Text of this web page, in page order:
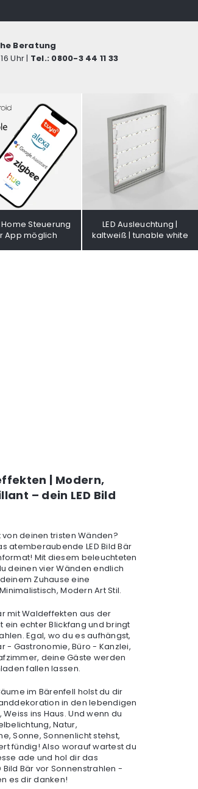
Beratung
Uhr | Tel.: 0800-3 44 11 33
Steuerung
App möglich
LED Ausleuchtung |
kaltweiß | tunable white
| Modern,
– dein LED Bild
deinen tristen Wänden?
atemberaubende LED Bild Bär
Mit diesem beleuchteten
deinen vier Wänden endlich
Zuhause eine
Modern Art Stil.
mit Waldeffekten aus der
ein echter Blickfang und bringt
Egal, wo du es aufhängst,
- Gastronomie, Büro - Kanzlei,
deine Gäste werden
fallen lassen.
im Bärenfell holst du dir
in den lebendigen
ins Haus. Und wenn du
Natur,
Sonne, Sonnenlicht stehst,
fündig! Also worauf wartest du
ade und hol dir das
Bild Bär vor Sonnenstrahlen -
es dir danken!